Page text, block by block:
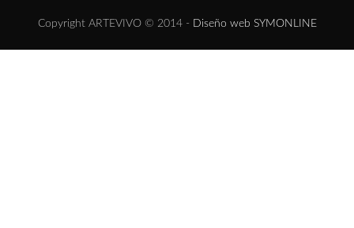
Copyright ARTEVIVO © 2014 - Diseño web SYMONLINE